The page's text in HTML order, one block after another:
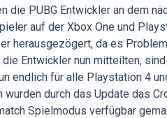
die PUBG Entwickler an dem
auf der Xbox One und
herausgezögert, da es
Entwickler nun mitteilten,
endlich für alle Playstation 4
wurden durch das Update das
Spielmodus verfügbar